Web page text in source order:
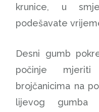
krunice, u
podešavate
Desni gumb
počinje
brojčanicima na
lijevog gumba